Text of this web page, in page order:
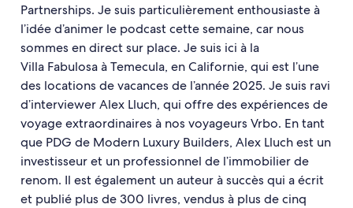
Partnerships. Je suis particulièrement enthousiaste à
l’idée d’animer le podcast cette semaine, car nous
sommes en direct sur place. Je suis ici à la
Villa Fabulosa à Temecula, en Californie, qui est l’une
des locations de vacances de l’année 2025. Je suis ravi
d’interviewer Alex Lluch, qui offre des expériences de
voyage extraordinaires à nos voyageurs Vrbo. En tant
que PDG de Modern Luxury Builders, Alex Lluch est un
investisseur et un professionnel de l’immobilier de
renom. Il est également un auteur à succès qui a écrit
et publié plus de 300 livres, vendus à plus de cinq